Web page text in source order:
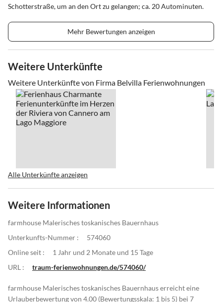
Schotterstraße, um an den Ort zu gelangen; ca. 20 Autominuten.
Mehr Bewertungen anzeigen
Weitere Unterkünfte
Weitere Unterkünfte von Firma Belvilla Ferienwohnungen
Alle Unterkünfte anzeigen
Weitere Informationen
farmhouse Malerisches toskanisches Bauernhaus
Unterkunfts-Nummer :
574060
Online seit :
1 Jahr und 2 Monate und 15 Tage
URL :
traum-ferienwohnungen.de/574060/
farmhouse Malerisches toskanisches Bauernhaus erreicht eine
Urlauberbewertung von 4.00 (Bewertungsskala: 1 bis 5) bei 7